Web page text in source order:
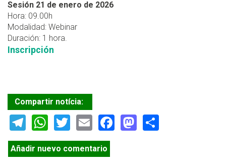
Sesión 21 de enero de 2026
Hora: 09.00h
Modalidad: Webinar
Duración: 1 hora.
Inscripción
Compartir notícia:
Telegram
WhatsApp
TwitterEmailFacebook
Mastodon
Añadir nuevo comentario